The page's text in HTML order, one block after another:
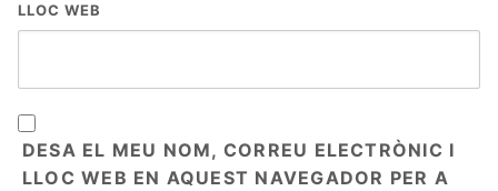
LLOC WEB
DESA EL MEU NOM, CORREU ELECTRÒNIC I
LLOC WEB EN AQUEST NAVEGADOR PER A